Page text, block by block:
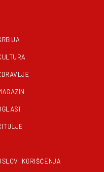
KORIŠĆENJA